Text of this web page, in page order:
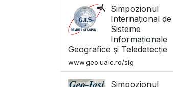
Simpozionul
Internațional de
Sisteme
Informaționale
Geografice și Teledetecție
www.geo.uaic.ro/sig
Simpozionul